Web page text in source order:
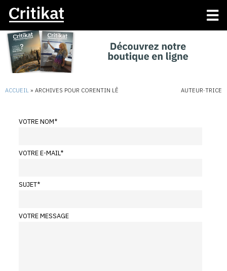
ACCUEIL » ARCHIVES POUR CORENTIN LÊ AUTEUR·TRICE
VOTRE NOM*
VOTRE E-MAIL*
SUJET*
VOTRE MESSAGE